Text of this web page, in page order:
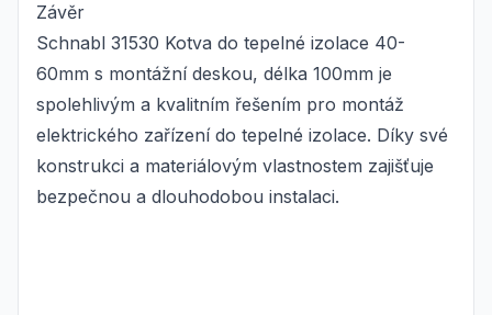
Závěr
Schnabl 31530 Kotva do tepelné izolace 40-
60mm s montážní deskou, délka 100mm je
spolehlivým a kvalitním řešením pro montáž
elektrického zařízení do tepelné izolace. Díky své
konstrukci a materiálovým vlastnostem zajišťuje
bezpečnou a dlouhodobou instalaci.